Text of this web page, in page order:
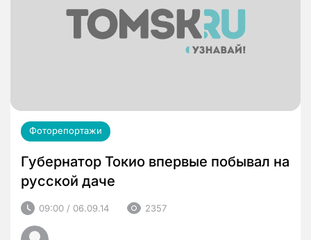
Фоторепортажи
Губернатор Токио впервые побывал на
русской даче
09:00 / 06.09.14 2357